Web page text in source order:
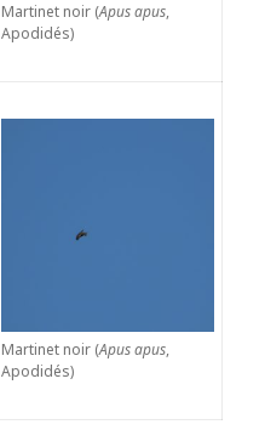
Martinet noir (Apus apus,
Apodidés)
Martinet noir (Apus apus,
Apodidés)